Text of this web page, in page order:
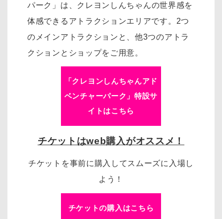
パーク」は、
クレヨンしんちゃんの世界感を
体感できるアトラクションエリアです。 2つ
のメインアトラクションと、他3つのアトラ
クションとショップをご用意。
「クレヨンしんちゃんアド
ベンチャーパーク」特設サ
イトはこちら
チケットはweb購入がオススメ！
チケットを事前に購入してスムーズに入場し
よう！
チケットの購入はこちら